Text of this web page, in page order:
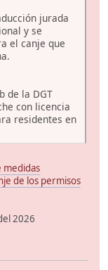
jurada
y se
el canje que
de la DGT
con licencia
residentes en
medidas
de los permisos
2026